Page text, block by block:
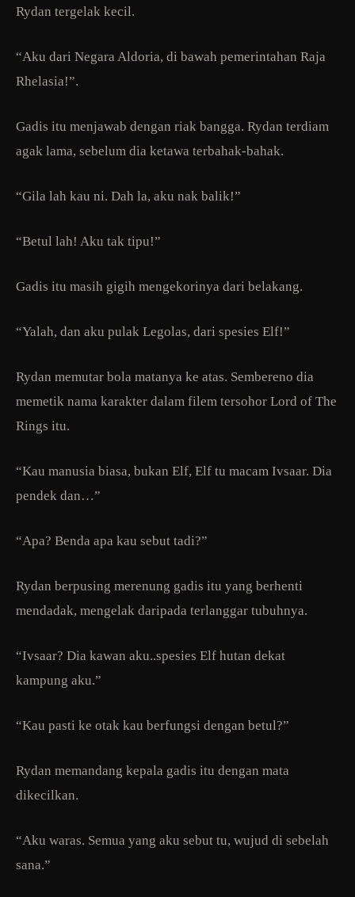
Rydan tergelak kecil.
“Aku dari Negara Aldoria, di bawah pemerintahan Raja
Rhelasia!”.
Gadis itu menjawab dengan riak bangga. Rydan terdiam
agak lama, sebelum dia ketawa terbahak-bahak.
“Gila lah kau ni. Dah la, aku nak balik!”
“Betul lah! Aku tak tipu!”
Gadis itu masih gigih mengekorinya dari belakang.
“Yalah, dan aku pulak Legolas, dari spesies Elf!”
Rydan memutar bola matanya ke atas. Sembereno dia
memetik nama karakter dalam filem tersohor Lord of The
Rings itu.
“Kau manusia biasa, bukan Elf, Elf tu macam Ivsaar. Dia
pendek dan…”
“Apa? Benda apa kau sebut tadi?”
Rydan berpusing merenung gadis itu yang berhenti
mendadak, mengelak daripada terlanggar tubuhnya.
“Ivsaar? Dia kawan aku..spesies Elf hutan dekat
kampung aku.”
“Kau pasti ke otak kau berfungsi dengan betul?”
Rydan memandang kepala gadis itu dengan mata
dikecilkan.
“Aku waras. Semua yang aku sebut tu, wujud di sebelah
sana.”